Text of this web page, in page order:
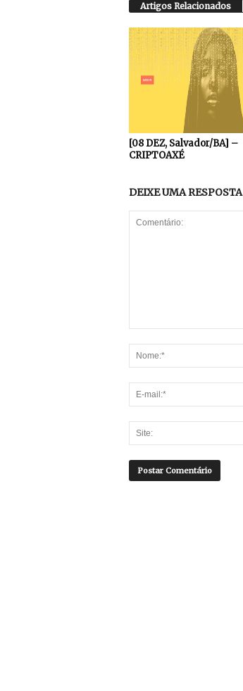
Artigos Relacionados
[08 DEZ, Salvador/BA] –
CRIPTOAXÉ
DEIXE UMA RESPOSTA